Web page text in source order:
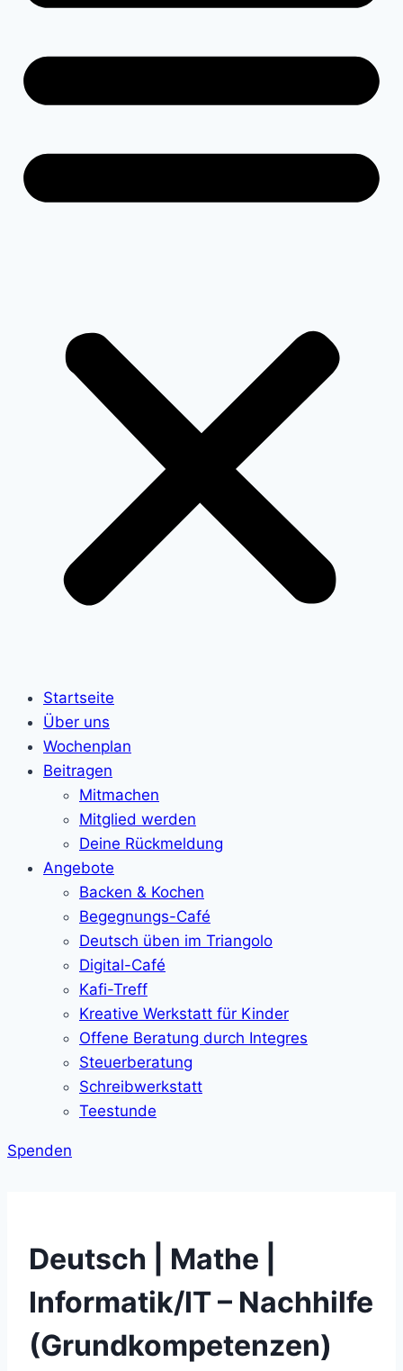
Startseite
Über uns
Wochenplan
Beitragen
Mitmachen
Mitglied werden
Deine Rückmeldung
Angebote
Backen & Kochen
Begegnungs-Café
Deutsch üben im Triangolo
Digital-Café
Kafi-Treff
Kreative Werkstatt für Kinder
Offene Beratung durch Integres
Steuerberatung
Schreibwerkstatt
Teestunde
Spenden
Deutsch | Mathe |
Informatik/IT – Nachhilfe
(Grundkompetenzen)